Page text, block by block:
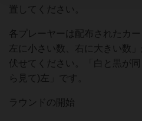
置してください。
各プレーヤーは配布されたカ
左に小さい数、右に大きい数
伏せてください。「白と黒が
ら見て)左」です。
ラウンドの開始